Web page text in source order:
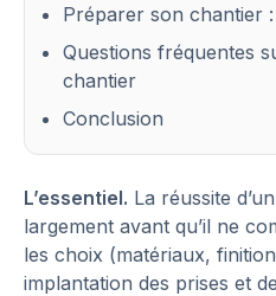
Préparer son chantier
Questions fréquentes
chantier
Conclusion
L’essentiel. La réussite
largement avant qu’il ne
les choix (matériaux,
implantation des prises et